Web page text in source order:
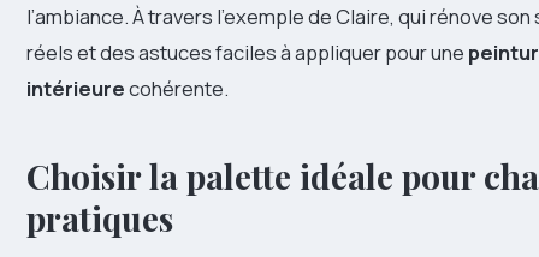
l’ambiance. À travers l’exemple de Claire, qui rénove
réels et des astuces faciles à appliquer pour une
intérieurecohérente.
Choisir la palette idéale pour
pratiques